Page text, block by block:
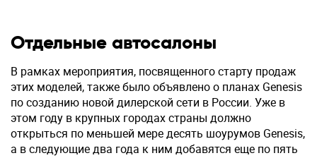
Отдельные автосалоны
В рамках мероприятия, посвященного старту продаж
этих моделей, также было объявлено о планах Genesis
по созданию новой дилерской сети в России. Уже в
этом году в крупных городах страны должно
открыться по меньшей мере десять шоурумов Genesis,
а в следующие два года к ним добавятся еще по пять